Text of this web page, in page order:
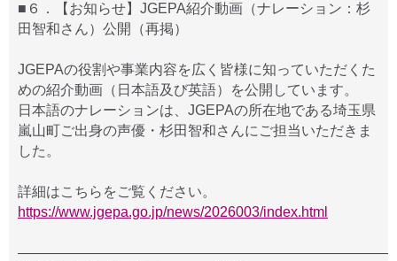
■６．【お知らせ】JGEPA紹介動画（ナレーション：杉
田智和さん）公開（再掲）
JGEPAの役割や事業内容を広く皆様に知っていただくた
めの紹介動画（日本語及び英語）を公開しています。
日本語のナレーションは、JGEPAの所在地である埼玉県
嵐山町ご出身の声優・杉田智和さんにご担当いただきま
した。
詳細はこちらをご覧ください。
https://www.jgepa.go.jp/news/2026003/index.html